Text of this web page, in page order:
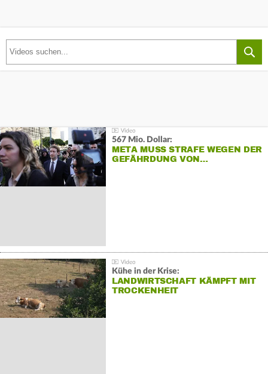
567 Mio. Dollar:
META MUSS STRAFE WEGEN DER
GEFÄHRDUNG VON…
Kühe in der Krise:
LANDWIRTSCHAFT KÄMPFT MIT
TROCKENHEIT